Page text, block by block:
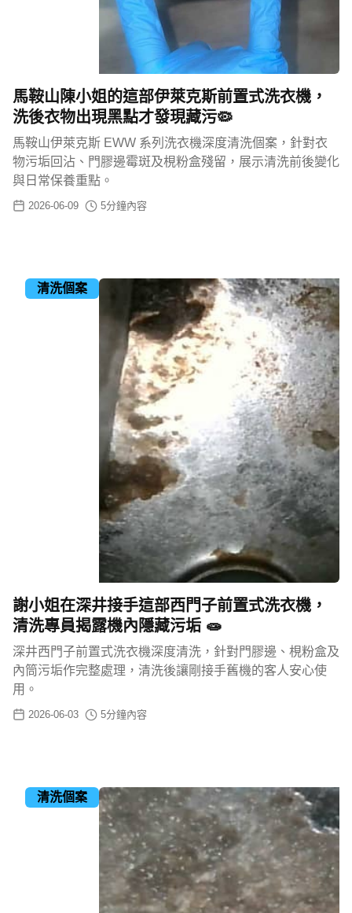
馬鞍山陳小姐的這部伊萊克斯前置式洗衣機，
洗後衣物出現黑點才發現藏污🦠
馬鞍山伊萊克斯 EWW 系列洗衣機深度清洗個案，針對衣
物污垢回沾、門膠邊霉斑及梘粉盒殘留，展示清洗前後變化
與日常保養重點。
2026-06-09 5分鐘內容
清洗個案
謝小姐在深井接手這部西門子前置式洗衣機，
清洗專員揭露機內隱藏污垢 🧫
深井西門子前置式洗衣機深度清洗，針對門膠邊、梘粉盒及
內筒污垢作完整處理，清洗後讓剛接手舊機的客人安心使
用。
2026-06-03 5分鐘內容
清洗個案